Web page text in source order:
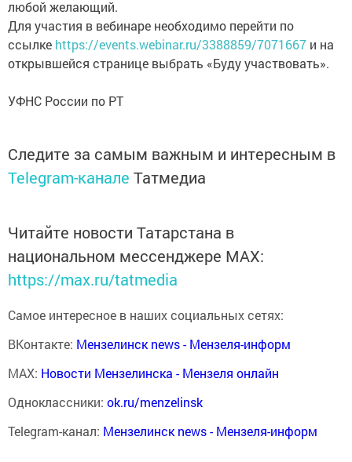
любой желающий.
Для участия в вебинаре необходимо перейти по
ссылке https://events.webinar.ru/3388859/7071667 и на
открывшейся странице выбрать «Буду участвовать».
УФНС России по РТ
Следите за самым важным и интересным в
Telegram-канале Татмедиа
Читайте новости Татарстана в
национальном мессенджере MАХ:
https://max.ru/tatmedia
Самое интересное в наших социальных сетях:
ВКонтакте: Мензелинск news - Мензеля-информ
MAX: Новости Мензелинска - Мензеля онлайн
Одноклассники: ok.ru/menzelinsk
Telegram-канал: Мензелинск news - Мензеля-информ